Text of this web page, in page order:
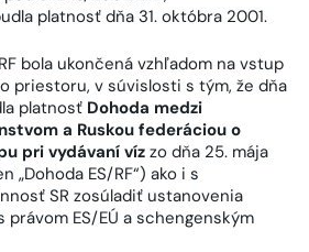
platnosť dňa 31. októbra 2001.
bola ukončená vzhľadom na vstup
priestoru, v súvislosti s tým, že dňa
platnosť Dohoda medzi
a Ruskou federáciou o
pri vydávaní víz zo dňa 25. mája
„Dohoda ES/RF“) ako i s
SR zosúladiť ustanovenia
právom ES/EÚ a schengenským